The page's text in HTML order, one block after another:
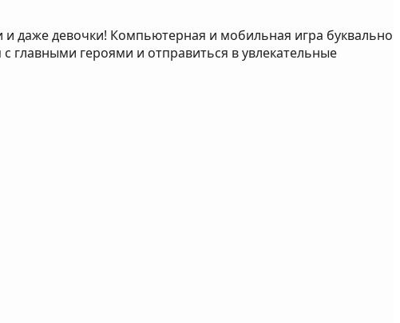
даже девочки! Компьютерная и мобильная игра буквально
главными героями и отправиться в увлекательные